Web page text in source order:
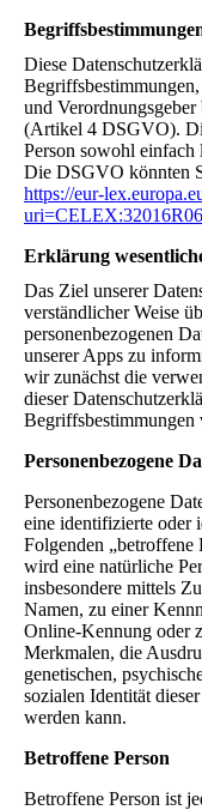
Diese
und
(Artikel 4 DSGVO).
Person sowohl einfach
Die DSGVO könnten
https://eur-
Erklärung
Das Ziel unserer
verständlicher Weise
personenbezogenen
unserer Apps zu
wir zunächst die
dieser
Begriffsbestimmungen
Personenbezogene
Personenbezogene
eine identifizierte oder
Folgenden „betroffene
wird eine natürliche
insbesondere mittels
Namen, zu einer
Online-Kennung oder
Merkmalen, die
genetischen,
sozialen Identität
werden kann.
Betroffene Person
Betroffene Person ist